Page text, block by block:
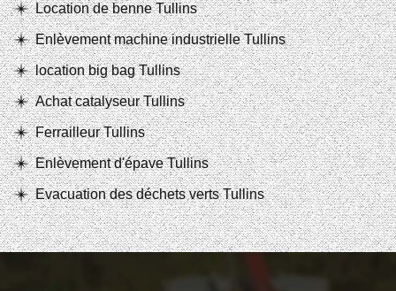
Location de benne Tullins
Enlèvement machine industrielle Tullins
location big bag Tullins
Achat catalyseur Tullins
Ferrailleur Tullins
Enlèvement d'épave Tullins
Evacuation des déchets verts Tullins